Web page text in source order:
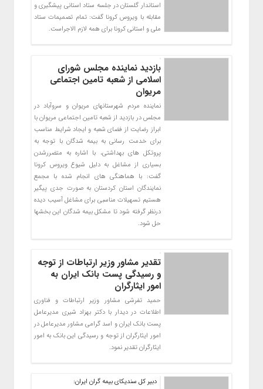
استاندار گلستان در جلسه ستاد استانی پیشگیری و
مقابله با ویروس کرونا گفت: تمام تصمیمات ستاد
ملی و استانی کرونا برای همه لازم الاجراست.
بازدید نماینده مجلس شورای
اسلامی از شعبه تامین اجتماعی
مریوان
نماینده مردم شهرستانهای مریوان و سروآباد در
مجلس در بازدید از شعبه تامین اجتماعی مریوان با
ابراز رضایت از فضای شعبه و ایجاد شرایط مناسب
برای خدمت رسانی به بیمه شدگان با توجه به
پروتکل های بهداشتی، با اشاره به متضررشدن
بسیاری از مشاغل به دلیل شیوع ویروس کرونا
گفت: با هماهنگی های انجام شده با مجمع
نمایندگان استان کردستان به صورت جدی پیگیر
هستیم تسهیلات مناسبی برای مشاغل آسیب دیده
درنظر گرفته شود تا مشکل بیمه شدگان این بخشها
حل شود.
تقدیر مشاور وزیر ارتباطات از توجه
و رسیدگی پست بانک ایران به
امور ایثارگران
حمید تفرشی مشاور وزیر ارتباطات و فناوری
اطلاعات در دیدار با دکتر بهزاد شیری مدیرعامل
پست بانک ایران و اسد گرامی مشاور مدیرعامل در
امور ایثارگران از توجه و رسیدگی این بانک به امور
ایثارگران تقدیر نمود.
دبیر کل سندیکای بیمه گران ایران: